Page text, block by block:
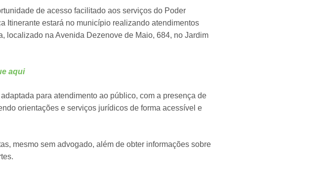
de acesso facilitado aos serviços do Poder
Itinerante estará no município realizando atendimentos
localizado na Avenida Dezenove de Maio, 684, no Jardim
aqui
para atendimento ao público, com a presença de
orientações e serviços jurídicos de forma acessível e
mesmo sem advogado, além de obter informações sobre